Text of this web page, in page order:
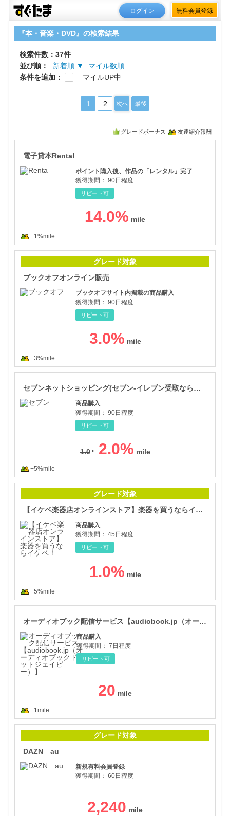
ログイン 無料会員登録
『本・音楽・DVD』の検索結果
検索件数：37件
並び順：
新着順 ▼
マイル数順
条件を追加：
マイルUP中
1 2 次へ 最後
グレードボーナス 友達紹介報酬
電子貸本Renta!
ポイント購入後、作品の「レンタル」完了
獲得期間： 90日程度
リピート可
14.0%
+1%mile
グレード対象
ブックオフオンライン販売
ブックオフサイト内掲載の商品購入
獲得期間： 90日程度
リピート可
3.0%
+3%mile
セブンネットショッピング(セブン-イレブン受取なら送料無料)
商品購入
獲得期間： 90日程度
リピート可
1.0 2.0%
+5%mile
グレード対象
【イケベ楽器店オンラインストア】楽器を買うならイケベ！
商品購入
獲得期間： 45日程度
リピート可
1.0%
+5%mile
オーディオブック配信サービス【audiobook.jp（オーディオブックドットジェイピー）】
商品購入
獲得期間： 7日程度
リピート可
20
+1mile
グレード対象
DAZN au
新規有料会員登録
獲得期間： 60日程度
2,240